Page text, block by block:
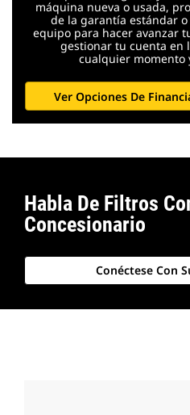
máquina nueva o usada,
de la garantía estándar
equipo para hacer avanzar
gestionar tu cuenta en
cualquier momento
Ver Opciones De
Habla De Filtros
Concesionario
Conéctese Con